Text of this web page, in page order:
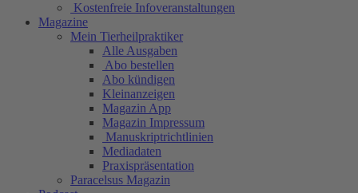
Kostenfreie Infoveranstaltungen
Magazine
Mein Tierheilpraktiker
Alle Ausgaben
Abo bestellen
Abo kündigen
Kleinanzeigen
Magazin App
Magazin Impressum
Manuskriptrichtlinien
Mediadaten
Praxispräsentation
Paracelsus Magazin